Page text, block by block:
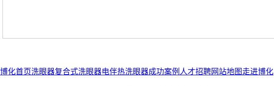
博化首页洗眼器复合式洗眼器电伴热洗眼器成功案例 人才招聘网站地图 走进博化